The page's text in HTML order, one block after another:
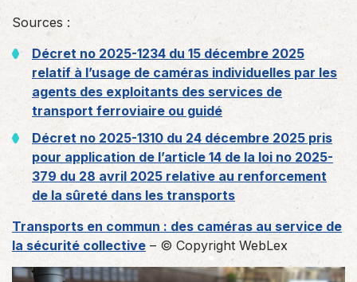
Sources :
Décret no 2025-1234 du 15 décembre 2025
relatif à l’usage de caméras individuelles par les
agents des exploitants des services de
transport ferroviaire ou guidé
Décret no 2025-1310 du 24 décembre 2025 pris
pour application de l’article 14 de la loi no 2025-
379 du 28 avril 2025 relative au renforcement
de la sûreté dans les transports
Transports en commun : des caméras au service de
la sécurité collective – © Copyright WebLex